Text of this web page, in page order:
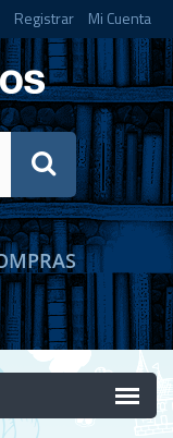
Registrar Mi Cuenta